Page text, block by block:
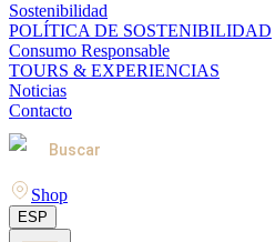
Sostenibilidad
POLÍTICA DE SOSTENIBILIDAD
Consumo Responsable
TOURS & EXPERIENCIAS
Noticias
Contacto
Buscar
Shop
ESP